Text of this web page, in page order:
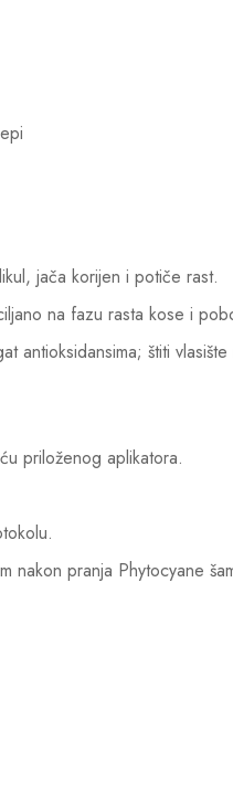
jača korijen i potiče rast.
na fazu rasta kose i
antioksidansima; štiti
priloženog aplikatora.
nakon pranja Phytocyane